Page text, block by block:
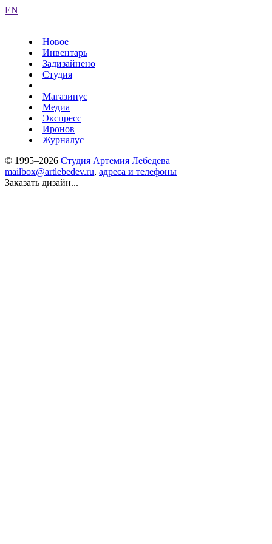
EN
Новое
Инвентарь
Задизайнено
Студия
Магазинус
Медиа
Экспресс
Иронов
Журналус
© 1995–2026 Студия Артемия Лебедева
mailbox@artlebedev.ru, адреса и телефоны
Заказать дизайн...